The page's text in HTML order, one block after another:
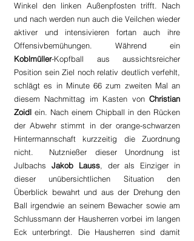
Winkel den linken Außenpfosten trifft. Nach
und nach werden nun auch die Veilchen wieder
aktiver und intensivieren fortan auch ihre
Koblmüller-Kopfball aus aussichtsreicher
Position sein Ziel noch relativ deutlich verfehlt,
schlägt es in Minute 66 zum zweiten Mal an
diesem Nachmittag im Kasten von Christian
Zoidl ein. Nach einem Chipball in den Rücken
der Abwehr stimmt in der orange-schwarzen
Hintermannschaft kurzzeitig die Zuordnung
nicht.  Nutznießer dieser Unordnung ist
Julbachs Jakob Lauss, der als Einziger in
dieser unübersichtlichen Situation den
Überblick bewahrt und aus der Drehung den
Ball irgendwie an seinem Bewacher sowie am
Schlussmann der Hausherren vorbei im langen
Eck unterbringt. Die Hausherren sind damit